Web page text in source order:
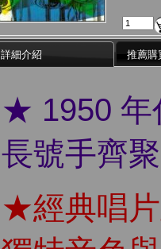
詳細介紹 推薦購
★ 1950 年
長號手齊
★經典唱